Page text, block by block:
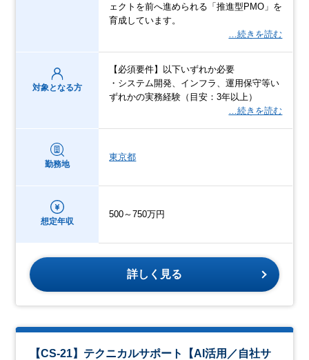
ェクトを前へ進められる「推進型PMO」を
育成しています。
…続きを読む
対象となる方
【必須要件】以下いずれか必要
・システム開発、インフラ、運用保守等い
ずれかの実務経験（目安：3年以上）
…続きを読む
勤務地
東京都
想定年収
500～750万円
詳しく見る
【CS-21】テクニカルサポート【AI活用／自社サ